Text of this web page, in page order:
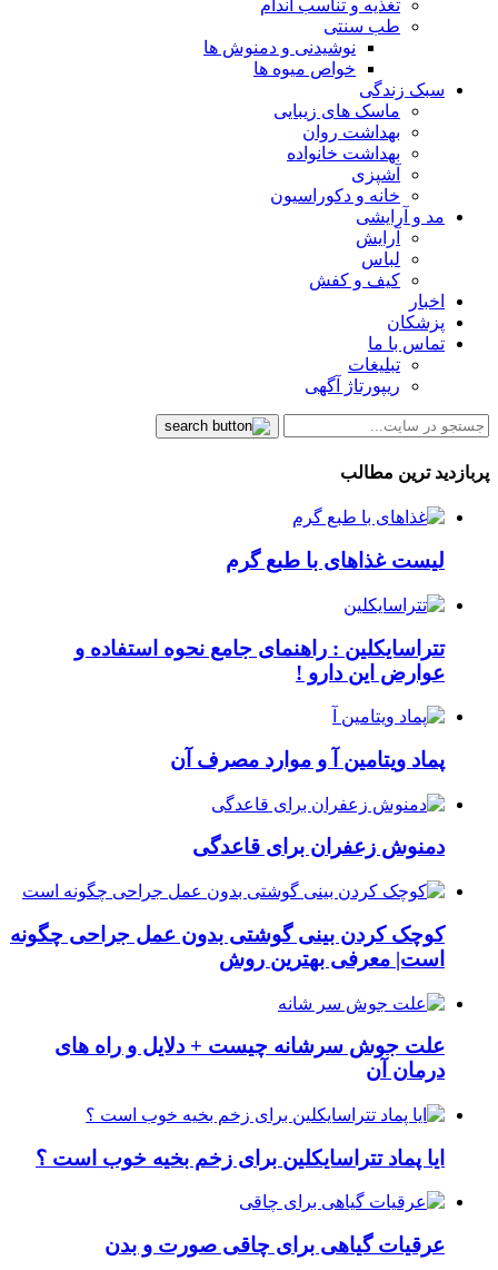
تغذیه و تناسب اندام
طب سنتی
نوشیدنی و دمنوش ها
خواص میوه ها
سبک زندگی
ماسک های زیبایی
بهداشت روان
بهداشت خانواده
آشپزی
خانه و دکوراسیون
مد و آرایشی
آرایش
لباس
کیف و کفش
اخبار
پزشکان
تماس با ما
تبلیغات
ریپورتاژ آگهی
پربازدید ترین مطالب
لیست غذاهای با طبع گرم
تتراسایکلین : راهنمای جامع نحوه استفاده و
عوارض این دارو !
پماد ویتامین آ و موارد مصرف آن
دمنوش زعفران برای قاعدگی
کوچک کردن بینی گوشتی بدون عمل جراحی چگونه
است| معرفی بهترین روش
علت جوش سرشانه چیست + دلایل و راه های
درمان آن
ایا پماد تتراسایکلین برای زخم بخیه خوب است ؟
عرقیات گیاهی برای چاقی صورت و بدن